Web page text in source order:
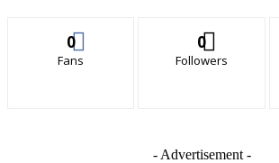
0
Fans
0
Followers
- Advertisement -